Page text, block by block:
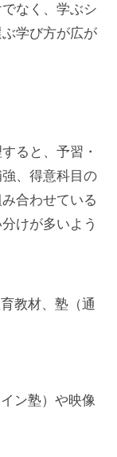
なく、学ぶシ
学び方が広が
ると、予習・
、得意科目の
合わせている
けが多いよう
教材、塾（通
ン塾）や映像